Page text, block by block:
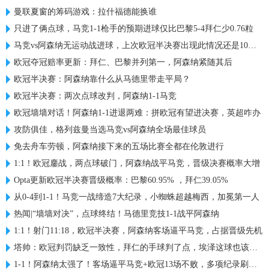
曼联夏窗的筹码游戏：拉什福德能换谁
只进了俩点球，马竞1-1枪手的预期进球仅比巴黎5-4拜仁少0.76粒
马竞vs阿森纳无运动战进球，上次欧冠半决赛出现此情况还是10年前
欧冠夺冠赔率更新：拜仁、巴黎并列第一，阿森纳紧随其后
欧冠半决赛：阿森纳靠什么从马德里带走平局？
欧冠半决赛：两次点球改判，阿森纳1-1马竞
欧冠墙墙对话！阿森纳1-1进退两难：拼欧冠有望进决赛，英超咋办
攻防俱佳，格列兹曼当选马竞vs阿森纳全场最佳球员
免去舟车劳顿，阿森纳接下来的五场比赛全都在伦敦进行
1:1！欧冠鏖战，两点球破门，阿森纳战平马竞，晋级决赛概率大增
Opta更新欧冠半决赛晋级概率：巴黎60.95% ，拜仁39.05%
从0-4到1-1！马竞一战缔造7大纪录，小蜘蛛超越梅西，加冕第一人
热闻|“墙墙对决”，点球终结！马德里竞技1-1战平阿森纳
1:1！射门11:18，欧冠半决赛，阿森纳客场逼平马竞，占据晋级先机
塔帅：欧冠判罚缺乏一致性，拜仁的手球判了点，埃泽这球也该是点
1-1！阿森纳太强了！客场逼平马竞+欧冠13场不败，多项纪录刷新！